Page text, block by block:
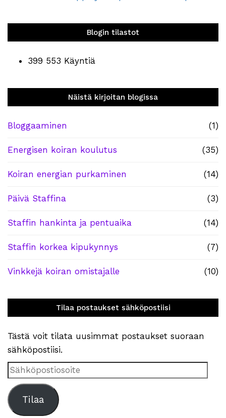
Blogin tilastot
399 553 Käyntiä
Näistä kirjoitan blogissa
Bloggaaminen (1)
Energisen koiran koulutus (35)
Koiran energian purkaminen (14)
Päivä Staffina (3)
Staffin hankinta ja pentuaika (14)
Staffin korkea kipukynnys (7)
Vinkkejä koiran omistajalle (10)
Tilaa postaukset sähköpostiisi
Tästä voit tilata uusimmat postaukset suoraan
sähköpostiisi.
Sähköpostiosoite
Tilaa